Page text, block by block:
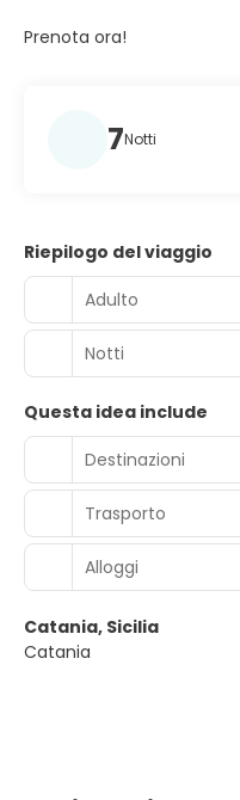
Prenota ora!
7Notti
Riepilogo del viaggio
Adulto
Notti
Questa idea include
Destinazioni
Trasporto
Alloggi
Catania, Sicilia
Catania